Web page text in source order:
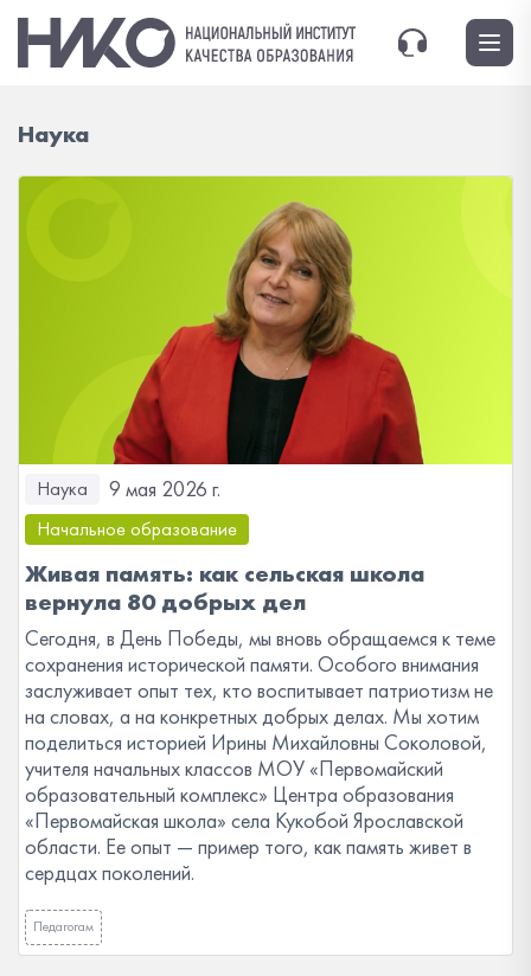
Наука
Наука 9 мая 2026 г.
Начальное образование
Живая память: как сельская школа
вернула 80 добрых дел
Сегодня, в День Победы, мы вновь обращаемся к теме
сохранения исторической памяти. Особого внимания
заслуживает опыт тех, кто воспитывает патриотизм не
на словах, а на конкретных добрых делах. Мы хотим
поделиться историей Ирины Михайловны Соколовой,
учителя начальных классов МОУ «Первомайский
образовательный комплекс» Центра образования
«Первомайская школа» села Кукобой Ярославской
области. Ее опыт — пример того, как память живет в
сердцах поколений.
Педагогам